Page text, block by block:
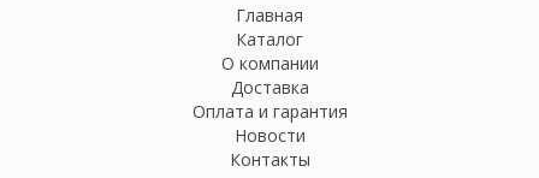
Главная
Каталог
О компании
Доставка
Оплата и гарантия
Новости
Контакты